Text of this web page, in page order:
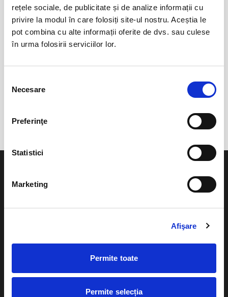
rețele sociale, de publicitate și de analize informații cu
privire la modul în care folosiți site-ul nostru. Aceștia le
pot combina cu alte informații oferite de dvs. sau culese
în urma folosirii serviciilor lor.
consimțământului
Necesare
Preferinţe
Statistici
Marketing
Afişare
Permite toate
Permite selecția
2
3 4 5 6 7
8
9
10 11 12 13 14
15
16
17 18 19 20 21
22
30
1 2 3 4 5 6
Ajutor
eBilet printat acasa
Evenimente
Concerte si
Sport